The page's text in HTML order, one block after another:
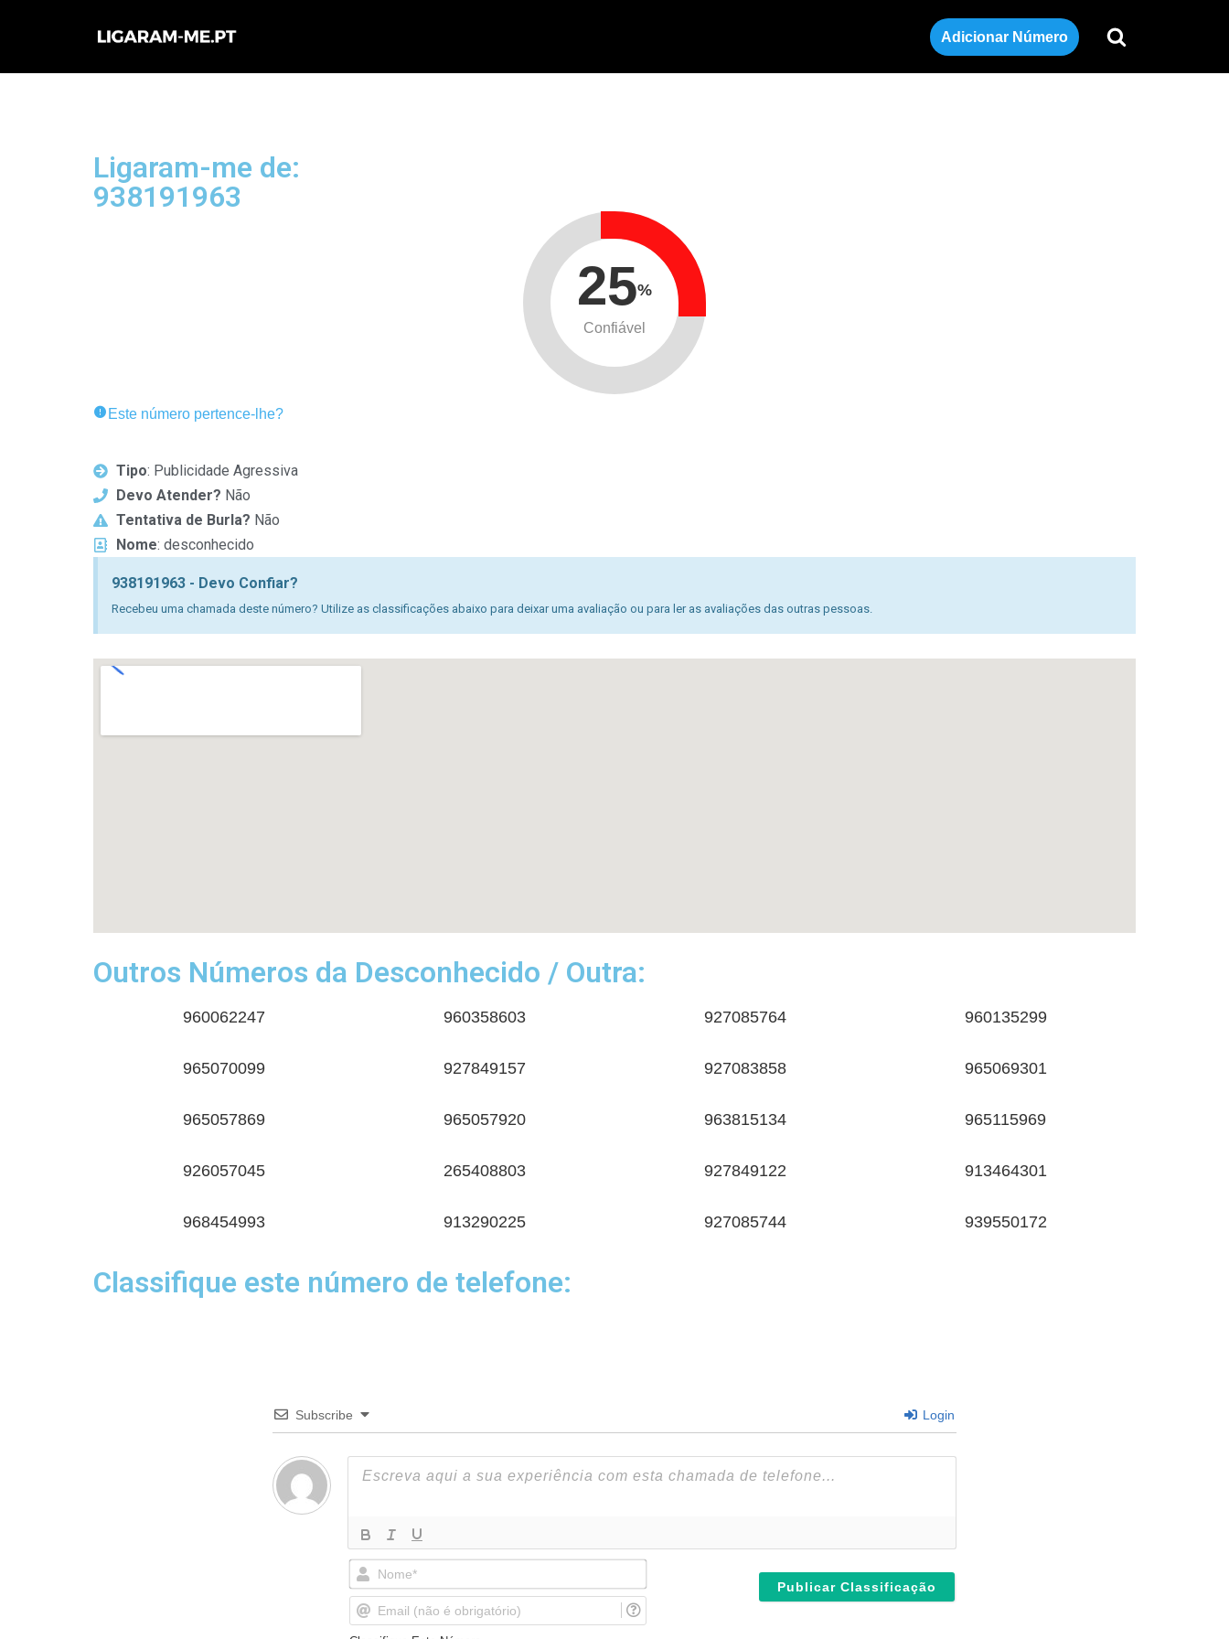
para
Adicionar Número
Ligaram-me de:
938191963
25%
Confiável
Este número pertence-lhe?
Tipo: Publicidade Agressiva
Devo Atender? Não
Tentativa de Burla? Não
Nome: desconhecido
938191963 - Devo Confiar?
Recebeu uma chamada deste número? Utilize as classificações abaixo para deixar uma avaliação ou para ler as avaliações das outras pessoas.
Outros Números da Desconhecido / Outra:
960062247 960358603 927085764 960135299
965070099 927849157 927083858 965069301
965057869 965057920 963815134 965115969
926057045 265408803 927849122 913464301
968454993 913290225 927085744 939550172
Classifique este número de telefone:
Subscribe Login
N
m